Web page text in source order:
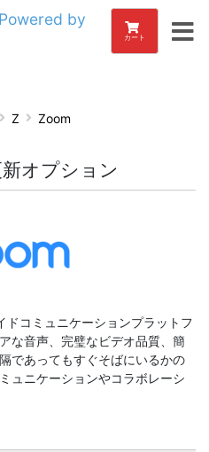
by
カート
Z Zoom
オプション
コミュニケーションプラットフ
な音声、完璧なビデオ品質、簡
であってもすぐそばにいるかの
ュニケーションやコラボレーシ